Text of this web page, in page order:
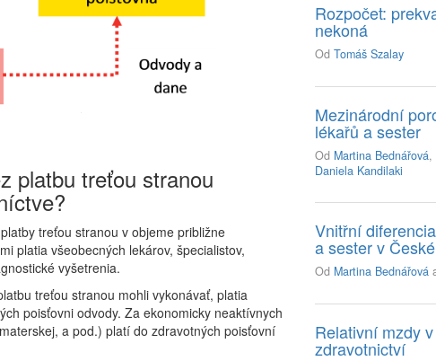
platbu treťou stranou
treťou stranou v objeme približne
platia všeobecných lekárov, špecialistov,
vyšetrenia.
treťou stranou mohli vykonávať, platia
poisťovni odvody. Za ekonomicky neaktívnych
a pod.) platí do zdravotných poisťovní
Rozpočet:
nekoná
OdTomáš Szalay
Mezinárodní
lékařů a sester
Od Martina Bednářová,
Daniela Kandilaki
Vnitřní
a sester v
Od Martina Bednářová
Relativní mzdy
zdravotnictví